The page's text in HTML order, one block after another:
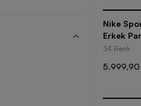
Nike
Erkek
34 Renk
5.999,90